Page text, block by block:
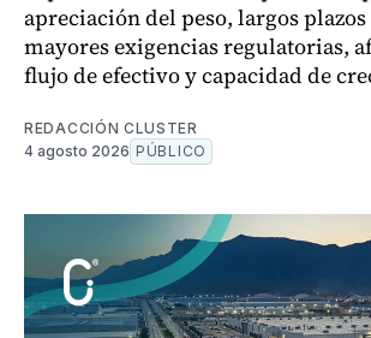
apreciación del peso, largos
mayores exigencias regulatorias,
flujo de efectivo y capacidad de
REDACCIÓN CLUSTER
4 agosto 2026 PÚBLICO